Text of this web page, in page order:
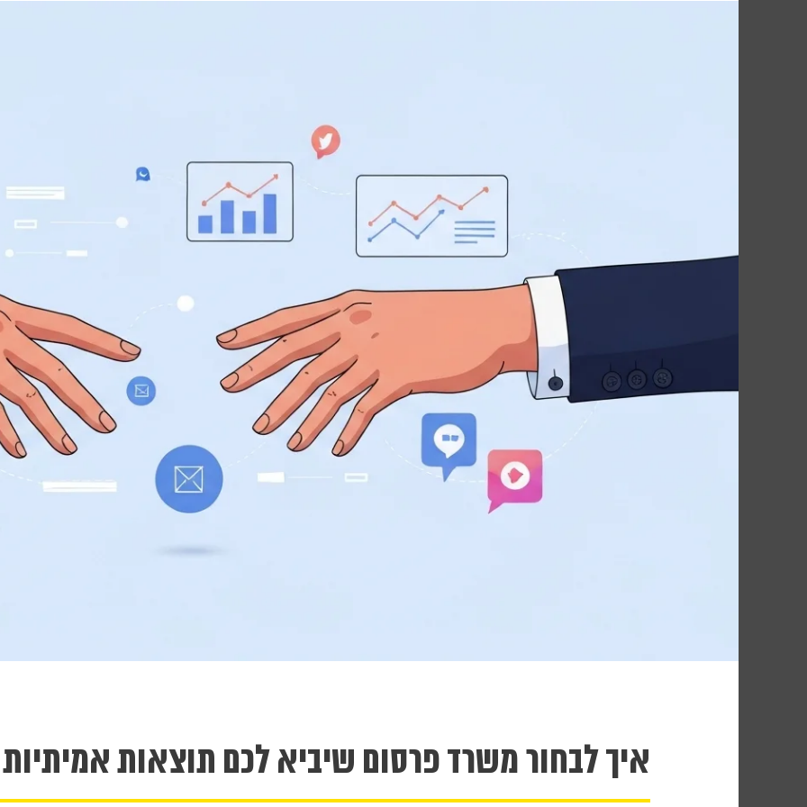
איך לבחור משרד פרסום שיביא לכם תוצאות אמיתיות ב-